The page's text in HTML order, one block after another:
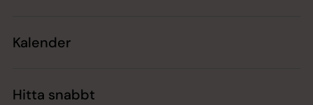
Kalender
Hitta snabbt